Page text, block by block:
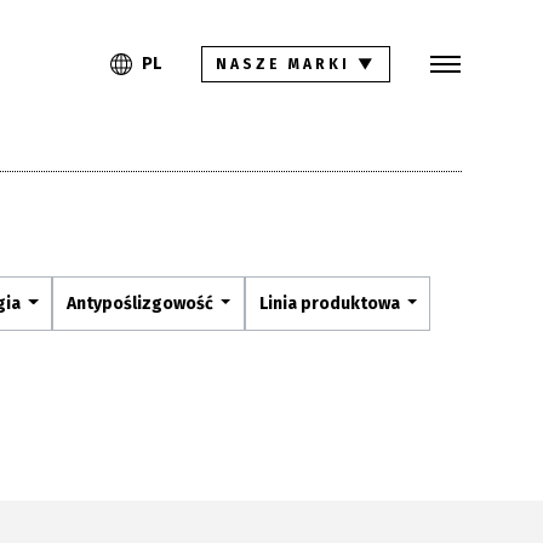
PL
PL NASZE MARKI ▼
Antypoślizgowość Linia produktowa
Inspiracje
Pliki do pobrania
Strefa architekta